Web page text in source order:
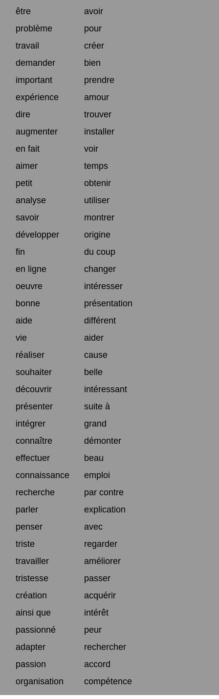
être
avoir
problème
pour
travail
créer
demander
bien
important
prendre
expérience
amour
dire
trouver
augmenter
installer
en fait
voir
aimer
temps
petit
obtenir
analyse
utiliser
savoir
montrer
développer
origine
fin
du coup
en ligne
changer
oeuvre
intéresser
bonne
présentation
aide
différent
vie
aider
réaliser
cause
souhaiter
belle
découvrir
intéressant
présenter
suite à
intégrer
grand
connaître
démonter
effectuer
beau
connaissance
emploi
recherche
par contre
parler
explication
penser
avec
triste
regarder
travailler
améliorer
tristesse
passer
création
acquérir
ainsi que
intérêt
passionné
peur
adapter
rechercher
passion
accord
organisation
compétence